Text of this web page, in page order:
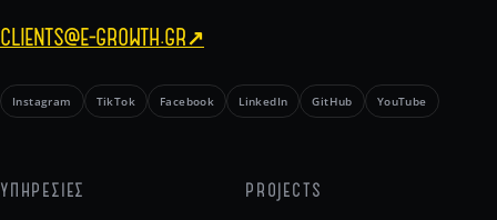
CLIENTS@E-GROWTH.GR ↗
Instagram TikTok Facebook LinkedIn GitHub YouTube
ΥΠΗΡΕΣΙΕΣ PROJECTS